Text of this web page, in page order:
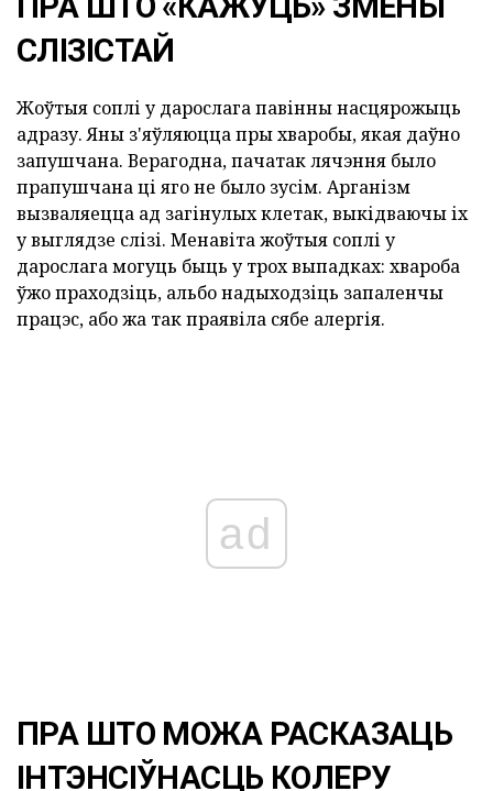
СЛІЗІСТАЙ
Жоўтыя соплі у дарослага павінны насцярожыць
адразу. Яны з'яўляюцца пры хваробы, якая даўно
запушчана. Верагодна, пачатак лячэння было
прапушчана ці яго не было зусім. Арганізм
вызваляецца ад загінулых клетак, выкідваючы іх
у выглядзе слізі. Менавіта жоўтыя соплі у
дарослага могуць быць у трох выпадках: хвароба
ўжо праходзіць, альбо надыходзіць запаленчы
працэс, або жа так праявіла сябе алергія.
ad
ПРА ШТО МОЖА РАСКАЗАЦЬ
ІНТЭНСІЎНАСЦЬ КОЛЕРУ